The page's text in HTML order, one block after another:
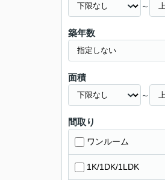
～
築年数
面積
～
間取り
ワンルーム
1K/1DK/1LDK